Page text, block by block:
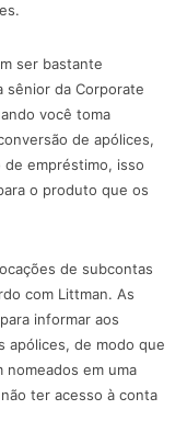
ser bastante
sênior da Corporate
você toma
de apólices,
empréstimo, isso
o produto que os
de subcontas
com Littman. As
informar aos
apólices, de modo que
nomeados em uma
ter acesso à conta